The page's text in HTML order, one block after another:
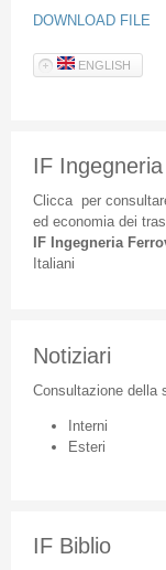
DOWNLOAD FILE
ENGLISH
IF
Cliccaper
ed economia dei
IF Ingegneria
Italiani
Notiziari
Consultazione della
Interni
Esteri
IF Biblio